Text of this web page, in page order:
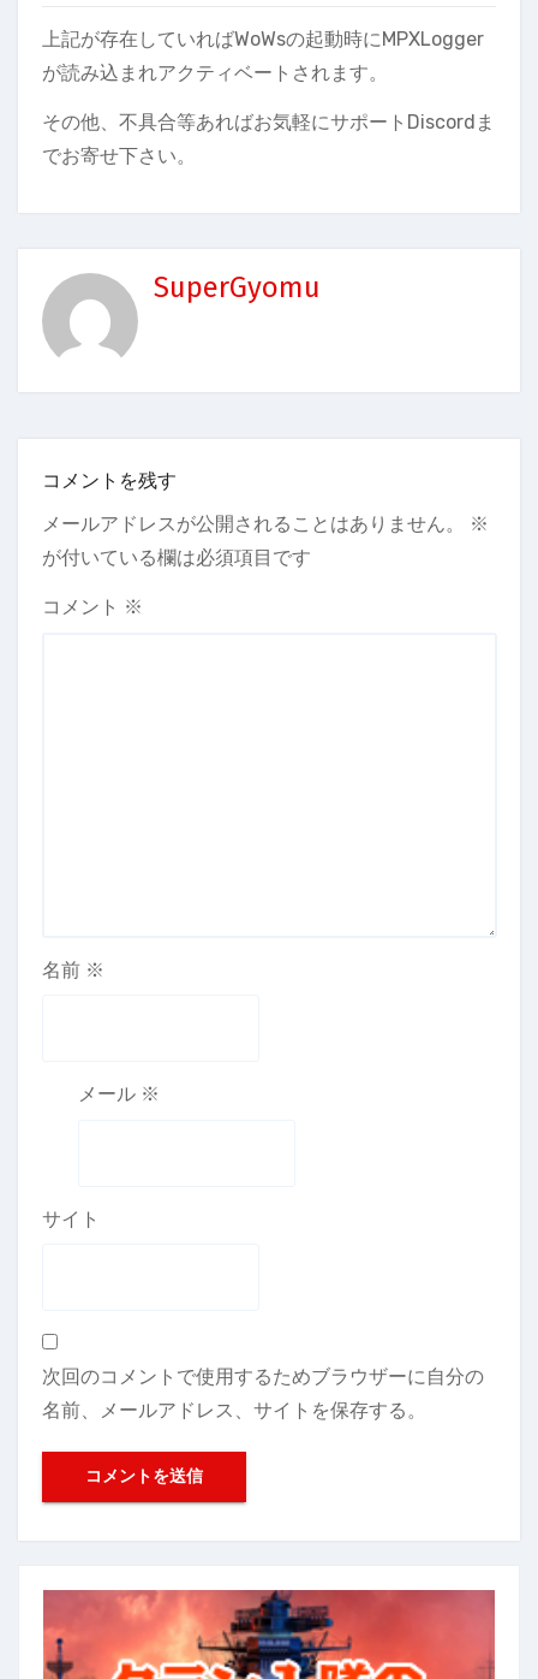
上記が存在していればWoWsの起動時にMPXLogger
が読み込まれアクティベートされます。
その他、不具合等あればお気軽にサポートDiscordま
でお寄せ下さい。
SuperGyomu
コメントを残す
メールアドレスが公開されることはありません。
※
が付いている欄は必須項目です
コメント ※
名前 ※
メール ※
サイト
次回のコメントで使用するためブラウザーに自分の
名前、メールアドレス、サイトを保存する。